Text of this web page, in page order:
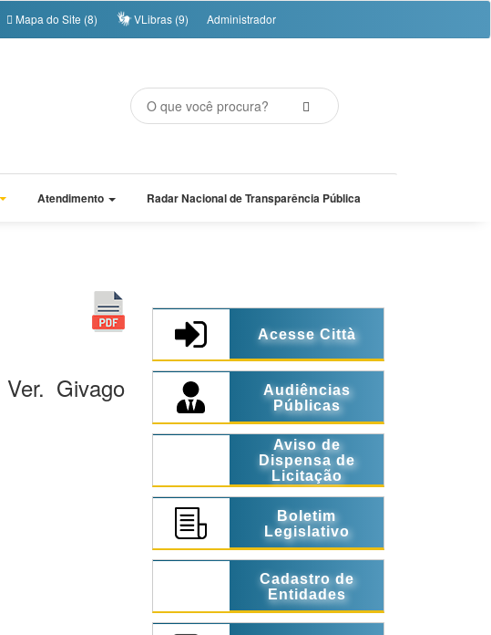
Mapa do Site (8) VLibras (9) Administrador
Atendimento Radar Nacional de Transparência Pública
Givago
Acesse Città
Audiências
Públicas
Aviso de
Dispensa de
Licitação
Boletim
Legislativo
Cadastro de
Entidades